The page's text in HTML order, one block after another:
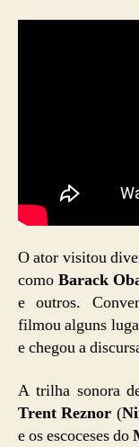
O ator visitou
como Barack
e outros.
filmou alguns
e chegou a
A trilha sonora
Trent Reznor (
e os escoceses do